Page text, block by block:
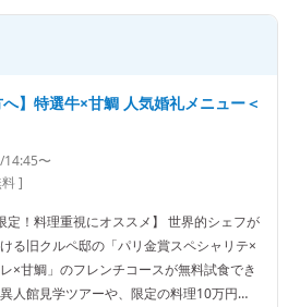
へ】特選牛×甘鯛 人気婚礼メニュー＜
〜
]
定！料理重視にオススメ】 世界的シェフが
る旧クルペ邸の「パリ金賞スペシャリテ×
×甘鯛」のフレンチコースが無料試食でき
人館見学ツアーや、限定の料理10万円特